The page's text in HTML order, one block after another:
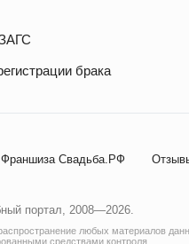
брака
Франшиза Свадьба.РФ
портал, 2008—2026.
любых материалов
средствами контроля.